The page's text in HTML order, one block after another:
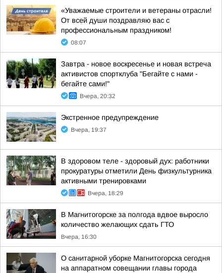
«Уважаемые строители и ветераны отрасли!
От всей души поздравляю вас с
профессиональным праздником!
08:07
Завтра - новое воскресенье и новая встреча
активистов спортклуба "Бегайте с нами -
бегайте сами!"
Вчера, 20:32
Экстренное предупреждение
Вчера, 19:37
В здоровом теле - здоровый дух: работники
прокуратуры отметили День физкультурника
активными тренировками
Вчера, 18:29
В Магнитогорске за полгода вдвое выросло
количество желающих сдать ГТО
Вчера, 16:30
О санитарной уборке Магнитогорска сегодня
на аппаратном совещании главы города